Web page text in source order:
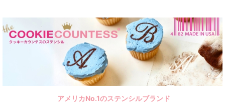
アメリカNo.1のステンシルブランド